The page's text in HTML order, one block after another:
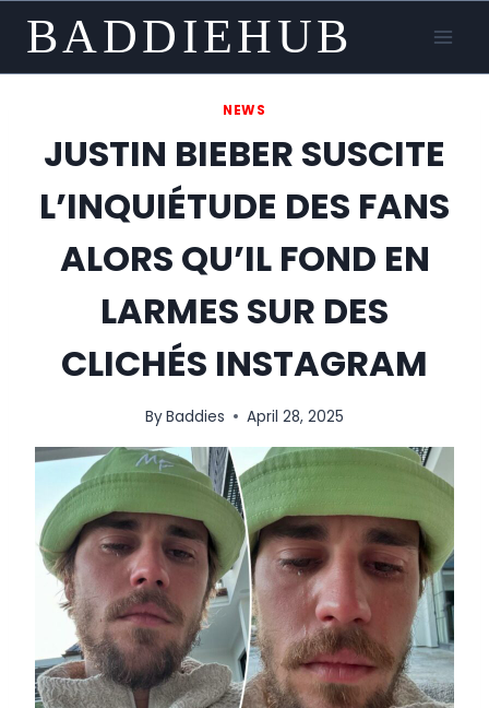
content
BADDIEHUB
NEWS
JUSTIN BIEBER SUSCITE
L’INQUIÉTUDE DES FANS
ALORS QU’IL FOND EN
LARMES SUR DES
CLICHÉS INSTAGRAM
ByBaddies April 28, 2025